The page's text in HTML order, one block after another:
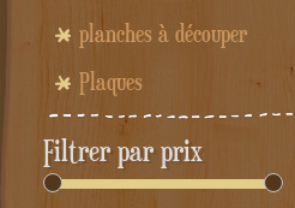
planches à découper
Plaques
Filtrer par prix